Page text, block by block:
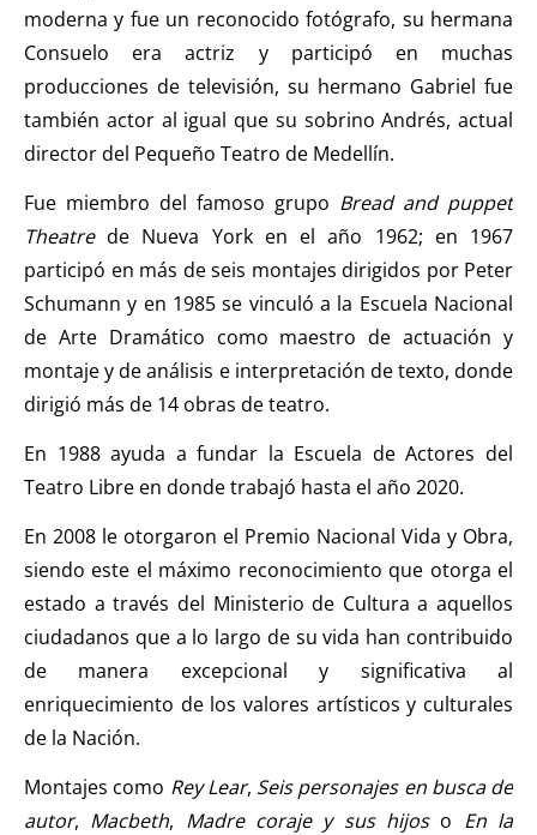
moderna y fue un reconocido fotógrafo, su hermana
Consuelo era actriz y participó en muchas
producciones de televisión, su hermano Gabriel fue
también actor al igual que su sobrino Andrés, actual
director del Pequeño Teatro de Medellín.
Fue miembro del famoso grupo Bread and puppet
Theatrede Nueva York en el año 1962; en 1967
participó en más de seis montajes dirigidos por Peter
Schumann y en 1985 se vinculó a la Escuela Nacional
de Arte Dramático como maestro de actuación y
montaje y de análisis e interpretación de texto, donde
dirigió más de 14 obras de teatro.
En 1988 ayuda a fundar la Escuela de Actores del
Teatro Libre en donde trabajó hasta el año 2020.
En 2008 le otorgaron el Premio Nacional Vida y Obra,
siendo este el máximo reconocimiento que otorga el
estado a través del Ministerio de Cultura a aquellos
ciudadanos que a lo largo de su vida han contribuido
de manera excepcional y significativa al
enriquecimiento de los valores artísticos y culturales
de la Nación.
Montajes como Rey Lear, Seis personajes en busca de
autor, Macbeth, Madre coraje y sus hijoso En la